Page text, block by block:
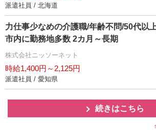
派遣社員 / 北海道
力仕事少なめの介護職/年齢不問/50代以
市内に勤務地多数 2カ月～長期
株式会社ニッソーネット
時給1,400円～2,125円
派遣社員 / 愛知県
続きはこちら